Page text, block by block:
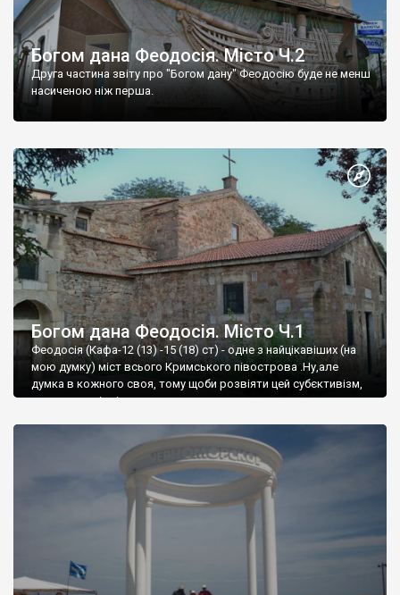
Богом дана Феодосія. Місто Ч.2
Друга частина звіту про "Богом дану" Феодосію буде не менш
насиченою ніж перша.
Богом дана Феодосія. Місто Ч.1
Феодосія (Кафа-12 (13) -15 (18) ст) - одне з найцікавіших (на
мою думку) міст всього Кримського півострова .Ну,але
думка в кожного своя, тому щоби розвіяти цей субєктивізм,
запрошую відвідати це